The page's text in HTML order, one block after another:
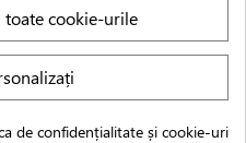
Cartea Copiilor®
Copiilor® sunt MARCĂ
din data de 23.05.2019.
toate cookie-urile
de confidențialitate și cookie-uri